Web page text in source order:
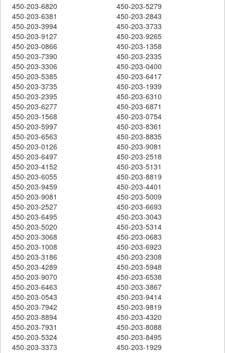
450-203-6820
450-203-5279
450-203-6381
450-203-2843
450-203-3994
450-203-3733
450-203-9127
450-203-9265
450-203-0866
450-203-1358
450-203-7390
450-203-2335
450-203-3306
450-203-0400
450-203-5385
450-203-6417
450-203-3735
450-203-1939
450-203-2395
450-203-6310
450-203-6277
450-203-6871
450-203-1568
450-203-0754
450-203-5997
450-203-8361
450-203-6563
450-203-8835
450-203-0126
450-203-9081
450-203-6497
450-203-2518
450-203-4152
450-203-5131
450-203-6055
450-203-8819
450-203-9459
450-203-4401
450-203-9081
450-203-5009
450-203-2527
450-203-6693
450-203-6495
450-203-3043
450-203-5020
450-203-5314
450-203-3068
450-203-0683
450-203-1008
450-203-6923
450-203-3186
450-203-2308
450-203-4289
450-203-5948
450-203-9070
450-203-6538
450-203-6463
450-203-3867
450-203-0543
450-203-9414
450-203-7942
450-203-9819
450-203-8894
450-203-4320
450-203-7931
450-203-8088
450-203-5324
450-203-8495
450-203-3373
450-203-1929